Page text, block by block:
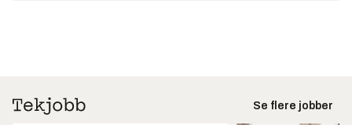
Se flere jobber